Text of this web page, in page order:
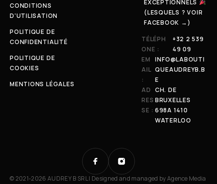
CONDITIONS
D'UTILISATION
POLITIQUE DE
CONFIDENTIALITÉ
POLITIQUE DE
COOKIES
MENTIONS LÉGALES
EXCEPTIONNELS
(LESQUELS ? VOIR
FACEBOOK →)
TÉLÉPH
ONE :
+32 2 539
49 09
EM
AIL
:
INFO@LABOUTI
QUEAUDREYB.B
E
AD
RES
SE :
CH. DE
BRUXELLES
698A 1410
WATERLOO
© 2021-2026 AUDREY B SRL | Designed and managed byAgence Media